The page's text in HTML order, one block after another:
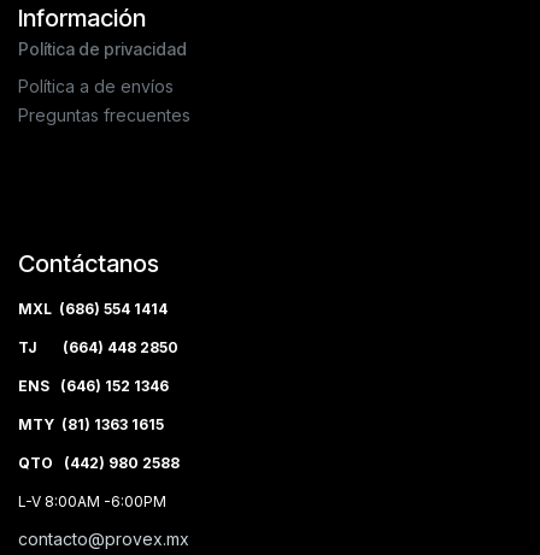
Información
Política de privacidad
Política a de envíos
Preguntas frecuentes
Contáctanos
MXL (686) 554 1414
TJ (664) 448 2850
ENS (646) 152 1346
MTY (81) 1363 1615
QTO (442) 980 2588
L-V 8:00AM -6:00PM
contacto@provex.mx